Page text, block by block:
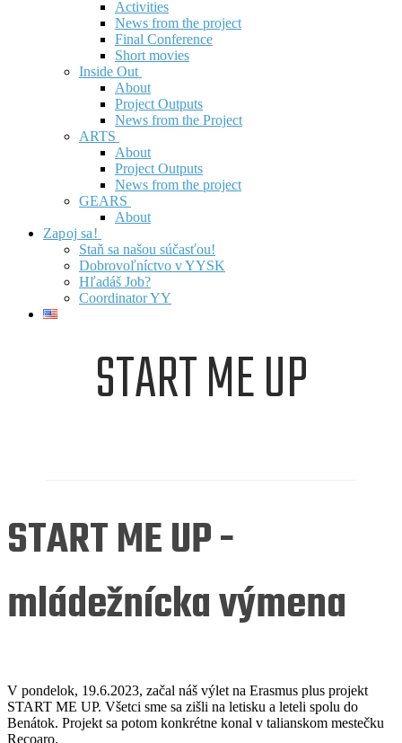
Activities
News from the project
Final Conference
Short movies
Inside Out
About
Project Outputs
News from the Project
ARTS
About
Project Outputs
News from the project
GEARS
About
Zapoj sa!
Staň sa našou súčasťou!
Dobrovoľníctvo v YYSK
Hľadáš Job?
Coordinator YY
START ME UP
START ME UP -
mládežnícka výmena
V pondelok, 19.6.2023, začal náš výlet na Erasmus plus projekt
START ME UP. Všetci sme sa zišli na letisku a leteli spolu do
Benátok. Projekt sa potom konkrétne konal v talianskom mestečku
Recoaro.